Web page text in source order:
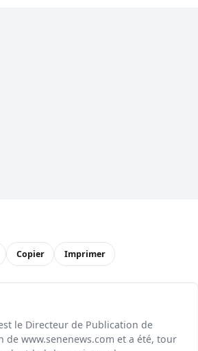
Copier Imprimer
le Directeur de Publication de
www.senenews.com et a été, tour